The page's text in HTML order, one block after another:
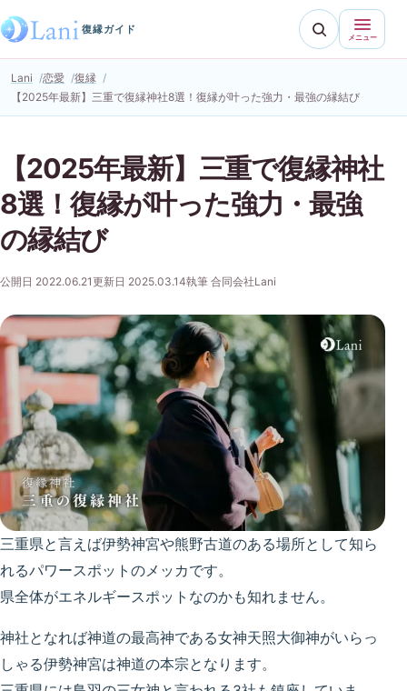
復縁ガイド
メニュー
Lani 恋愛
復縁
【2025年最新】三重で復縁神社8選！復縁が叶った強力・最強の縁結び
【2025年最新】三重で復縁神社
8選！復縁が叶った強力・最強
の縁結び
公開日 2022.06.21更新日 2025.03.14執筆 合同会社Lani
三重県と言えば伊勢神宮や熊野古道のある場所として知ら
れるパワースポットのメッカです。
県全体がエネルギースポットなのかも知れません。
神社となれば神道の最高神である女神天照大御神がいらっ
しゃる伊勢神宮は神道の本宗となります。